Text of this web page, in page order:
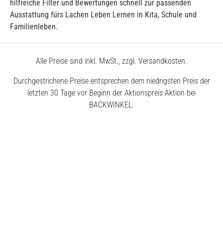
hilfreiche Filter und Bewertungen schnell zur passenden
Ausstattung fürs Lachen Leben Lernen in Kita, Schule und
Familienleben.
Alle Preise sind inkl. MwSt., zzgl. Versandkosten.
Durchgestrichene Preise entsprechen dem niedrigsten Preis der
letzten 30 Tage vor Beginn der Aktionspreis-Aktion bei
BACKWINKEL.